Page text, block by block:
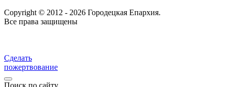
Copyright © 2012 - 2026 Городецкая Епархия.
Все права защищены
Сделать
пожертвование
Поиск по сайту